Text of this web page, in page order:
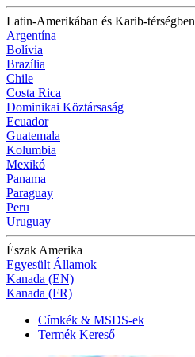
Latin-Amerikában és Karib-térségben
Argentína
Bolívia
Brazília
Chile
Costa Rica
Dominikai Köztársaság
Ecuador
Guatemala
Kolumbia
Mexikó
Panama
Paraguay
Peru
Uruguay
Észak Amerika
Egyesült Államok
Kanada (EN)
Kanada (FR)
Címkék & MSDS-ek
Termék Kereső